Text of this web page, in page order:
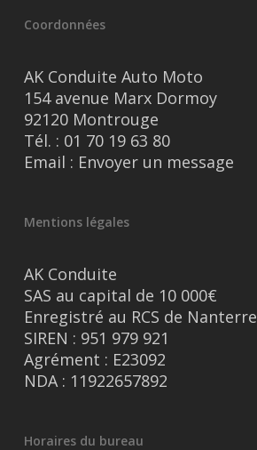
Coordonnées
AK Conduite Auto Moto
154 avenue Marx Dormoy
92120 Montrouge
Tél. : 01 70 19 63 80
Email : Envoyer un message
Mentions légales
AK Conduite
SAS au capital de 10 000€
Enregistré au RCS de Nanterre
SIREN : 951 979 921
Agrément : E23092
NDA : 11922657892
Horaires du bureau